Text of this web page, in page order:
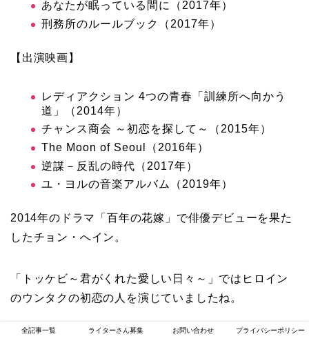
あなたが眠っている間に（2017年）
刑務所のルールブック（2017年）
【出演映画】
レディアクション 4つの青春「訓練所へ向かう
道」（2014年）
チャンス商会 ～初恋を探して～（2015年）
The Moon of Seoul（2016年）
逆謀－反乱の時代（2017年）
ユ・ヨルの音楽アルバム（2019年）
2014年のドラマ「百年の花嫁」で俳優デビューを果た
したチョン・へイン。
「トッケビ～君がくれた愛しい日々～」ではヒロイン
のウンタクの初恋の人を演じていましたね。
全記事一覧 ライターさん募集 お問い合わせ プライバシーポリシー